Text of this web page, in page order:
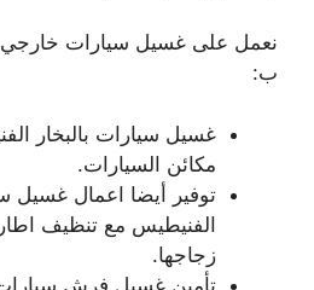
نعمل على غسيل سيارات
ب:
غسيل سيارات بالبخار
مكائن السيارات.
توفير أيضا اعمال غسيل
الفنيطيس مع تنظيف
زجاجها.
تأمين غسيل فرش